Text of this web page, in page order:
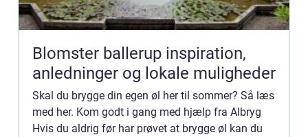
Blomster ballerup inspiration,
anledninger og lokale muligheder
Skal du brygge din egen øl her til sommer? Så læs
med her. Kom godt i gang med hjælp fra Albryg
Hvis du aldrig før har prøvet at brygge øl kan du